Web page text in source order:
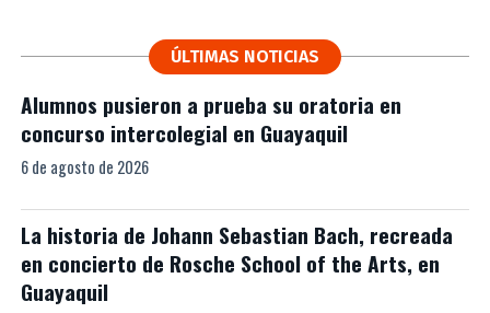
ÚLTIMAS NOTICIAS
Alumnos pusieron a prueba su oratoria en
concurso intercolegial en Guayaquil
6 de agosto de 2026
La historia de Johann Sebastian Bach, recreada
en concierto de Rosche School of the Arts, en
Guayaquil